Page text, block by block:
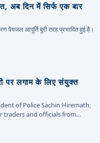
अब दिन में सिर्फ एक बार
पेयजल आपूर्ति बुरी तरह प्रभावित हुई है।
पर लगाम के लिए संयुक्त
of Police Sachin Hiremath,
traders and officials from…